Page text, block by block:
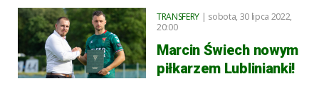
TRANSFERY | sobota, 30 lipca 2022,
20:00
Marcin Świech nowym
piłkarzem Lublinianki!